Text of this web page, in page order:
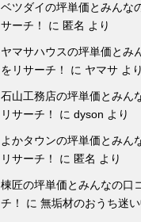
ベツダイの坪単価とみんな
サーチ！
に 匿名 より
ヤマサハウスの坪単価とみ
をリサーチ！
に ヤマサ より
石山工務店の坪単価とみん
リサーチ！
に dyson より
よかタウンの坪単価とみん
リサーチ！
に 匿名 より
棟匠の坪単価とみんなの口
チ！
に 無垢材のおうち迷